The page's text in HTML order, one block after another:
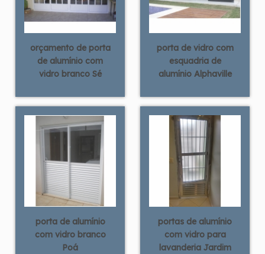
orçamento de porta
de alumínio com
vidro branco Sé
porta de vidro com
esquadria de
alumínio Alphaville
porta de alumínio
com vidro branco
Poá
portas de alumínio
com vidro para
lavanderia Jardim